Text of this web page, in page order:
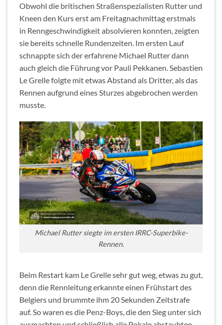
Obwohl die britischen Straßenspezialisten Rutter und
Kneen den Kurs erst am Freitagnachmittag erstmals
in Renngeschwindigkeit absolvieren konnten, zeigten
sie bereits schnelle Rundenzeiten. Im ersten Lauf
schnappte sich der erfahrene Michael Rutter dann
auch gleich die Führung vor Pauli Pekkanen. Sebastien
Le Grelle folgte mit etwas Abstand als Dritter, als das
Rennen aufgrund eines Sturzes abgebrochen werden
musste.
Michael Rutter siegte im ersten IRRC-Superbike-
Rennen.
Beim Restart kam Le Grelle sehr gut weg, etwas zu gut,
denn die Rennleitung erkannte einen Frühstart des
Belgiers und brummte ihm 20 Sekunden Zeitstrafe
auf. So waren es die Penz-Boys, die den Sieg unter sich